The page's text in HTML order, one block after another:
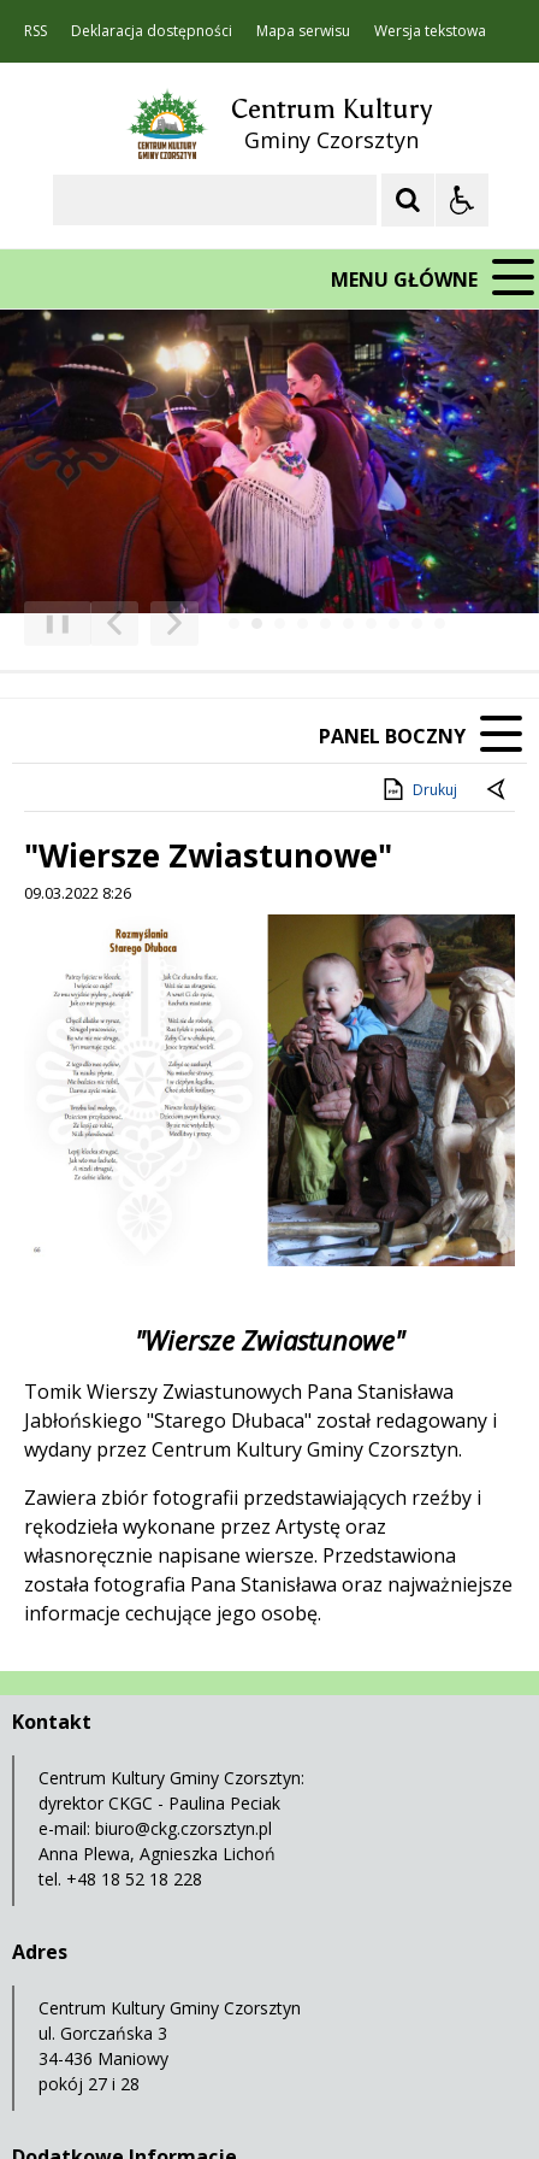
RSS Deklaracja dostępności Mapa serwisu Wersja tekstowa
Centrum Kultury
Gminy Czorsztyn
MENU GŁÓWNE
Poprzedni Element
Następny Element
❚❚
PANEL BOCZNY
Drukuj
"Wiersze Zwiastunowe"
09.03.2022 8:26
"Wiersze Zwiastunowe"
Tomik Wierszy Zwiastunowych Pana Stanisława
Jabłońskiego "Starego Dłubaca" został redagowany i
wydany przez Centrum Kultury Gminy Czorsztyn.
Zawiera zbiór fotografii przedstawiających rzeźby i
rękodzieła wykonane przez Artystę oraz
własnoręcznie napisane wiersze. Przedstawiona
została fotografia Pana Stanisława oraz najważniejsze
informacje cechujące jego osobę.
Kontakt
Centrum Kultury Gminy Czorsztyn:
dyrektor CKGC - Paulina Peciak
e-mail: biuro@ckg.czorsztyn.pl
Anna Plewa, Agnieszka Lichoń
tel. +48 18 52 18 228
Adres
Centrum Kultury Gminy Czorsztyn
ul. Gorczańska 3
34-436 Maniowy
pokój 27 i 28